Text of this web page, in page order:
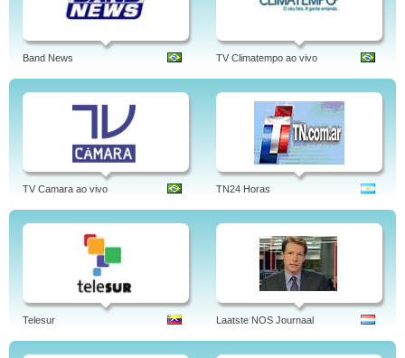
Band News TV Climatempo ao vivo
TV Camara ao vivo TN24 Horas
Telesur Laatste NOS Journaal